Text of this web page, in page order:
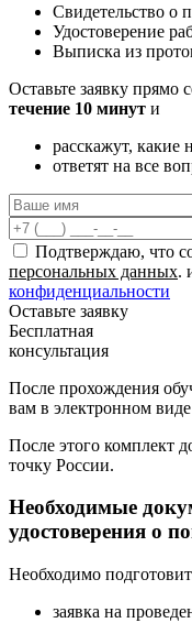
Свидетельство о
Удостоверение
Выписка из
Оставьте заявку прямо
течение 10 минут и
расскажут, какие
ответят на все
Подтверждаю, что
персональных данных.
конфиденциальности
Оставьте заявку
Бесплатная
консультация
После прохождения
вам в электронном
После этого комплект
точку России.
Необходимые
удостоверения о
Необходимо
заявка на